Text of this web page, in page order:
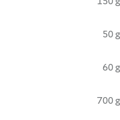
50 g
60 g
700 g